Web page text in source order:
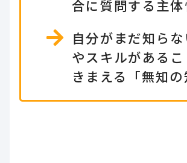
合に質問する主
自分がまだ知ら
やスキルがある
きまえる「無知の